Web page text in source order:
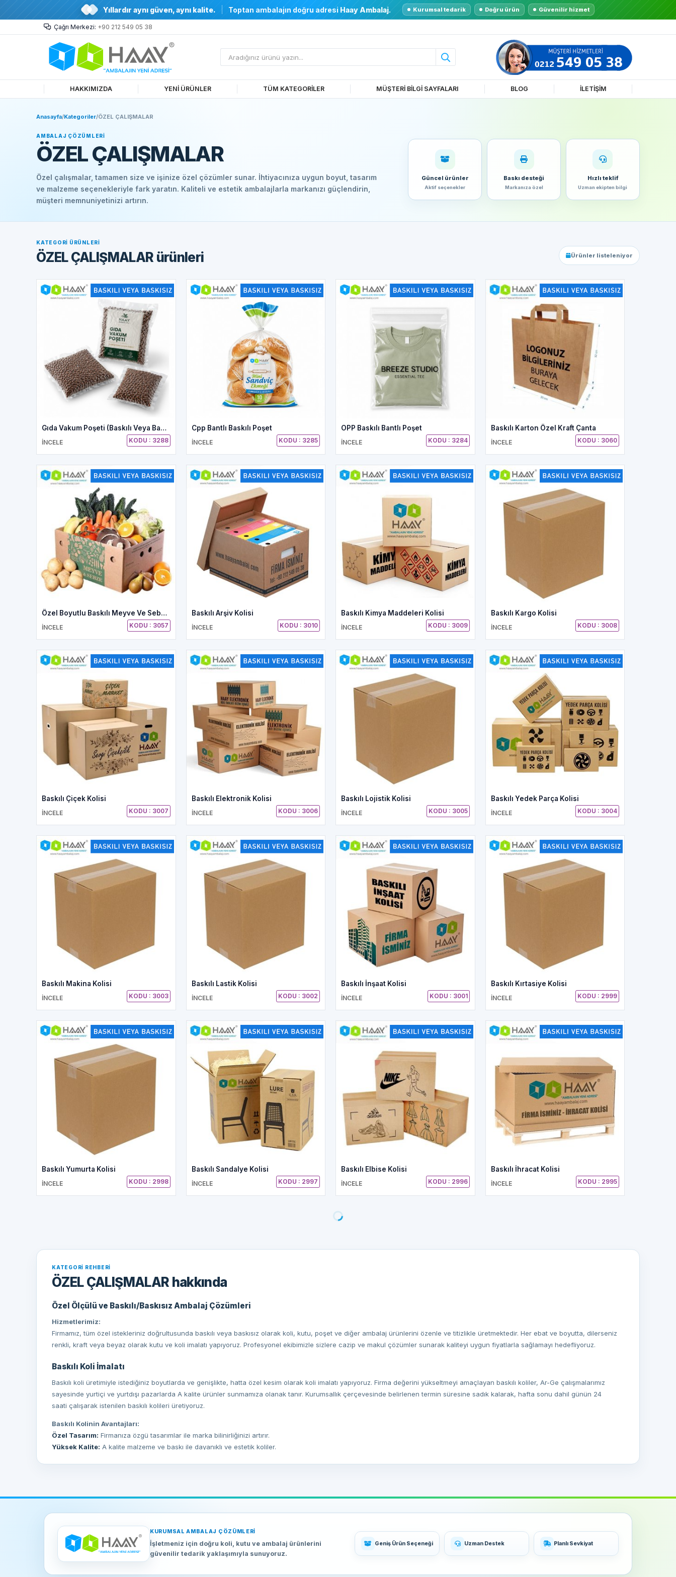
Yıllardır aynı güven, aynı kalite. Toptan ambalajın doğru adresi Haay Ambalaj. Kurumsal tedarik Doğru ürün Güvenilir hizmet
Çağrı Merkezi: +90 212 549 05 38
HAKKIMIZDA YENİ ÜRÜNLER TÜM KATEGORİLER MÜŞTERİ BİLGİ SAYFALARI BLOG İLETİŞİM
Anasayfa/Kategoriler/ÖZEL ÇALIŞMALAR
AMBALAJ ÇÖZÜMLERI
ÖZEL ÇALIŞMALAR
Özel çalışmalar, tamamen size ve işinize özel çözümler sunar. İhtiyacınıza uygun boyut, tasarım
ve malzeme seçenekleriyle fark yaratın. Kaliteli ve estetik ambalajlarla markanızı güçlendirin,
müşteri memnuniyetinizi artırın.
Güncel ürünler
Aktif seçenekler
Baskı desteği
Markanıza özel
Hızlı teklif
Uzman ekipten bilgi
KATEGORI ÜRÜNLERI
ÖZEL ÇALIŞMALAR ürünleri Ürünler listeleniyor
Gıda Vakum Poşeti (Baskılı Veya Baskısız)
İNCELE KODU : 3288
Cpp Bantlı Baskılı Poşet
İNCELE KODU : 3285
OPP Baskılı Bantlı Poşet
İNCELE KODU : 3284
Baskılı Karton Özel Kraft Çanta
İNCELE KODU : 3060
Özel Boyutlu Baskılı Meyve Ve Sebze Kolisi
İNCELE KODU : 3057
Baskılı Arşiv Kolisi
İNCELE KODU : 3010
Baskılı Kimya Maddeleri Kolisi
İNCELE KODU : 3009
Baskılı Kargo Kolisi
İNCELE KODU : 3008
Baskılı Çiçek Kolisi
İNCELE KODU : 3007
Baskılı Elektronik Kolisi
İNCELE KODU : 3006
Baskılı Lojistik Kolisi
İNCELE KODU : 3005
Baskılı Yedek Parça Kolisi
İNCELE KODU : 3004
Baskılı Makina Kolisi
İNCELE KODU : 3003
Baskılı Lastik Kolisi
İNCELE KODU : 3002
Baskılı İnşaat Kolisi
İNCELE KODU : 3001
Baskılı Kırtasiye Kolisi
İNCELE KODU : 2999
Baskılı Yumurta Kolisi
İNCELE KODU : 2998
Baskılı Sandalye Kolisi
İNCELE KODU : 2997
Baskılı Elbise Kolisi
İNCELE KODU : 2996
Baskılı İhracat Kolisi
İNCELE KODU : 2995
KATEGORI REHBERI
ÖZEL ÇALIŞMALAR hakkında
Özel Ölçülü ve Baskılı/Baskısız Ambalaj Çözümleri
Hizmetlerimiz:
Firmamız, tüm özel istekleriniz doğrultusunda baskılı veya baskısız olarak koli, kutu, poşet ve diğer ambalaj ürünlerini özenle ve titizlikle üretmektedir. Her ebat ve boyutta, dilerseniz
renkli, kraft veya beyaz olarak kutu ve koli imalatı yapıyoruz. Profesyonel ekibimizle sizlere cazip ve makul çözümler sunarak kaliteyi uygun fiyatlarla sağlamayı hedefliyoruz.
Baskılı Koli İmalatı
Baskılı koli üretimiyle istediğiniz boyutlarda ve genişlikte, hatta özel kesim olarak koli imalatı yapıyoruz. Firma değerini yükseltmeyi amaçlayan baskılı koliler, Ar-Ge çalışmalarımız
sayesinde yurtiçi ve yurtdışı pazarlarda A kalite ürünler sunmamıza olanak tanır. Kurumsallık çerçevesinde belirlenen termin süresine sadık kalarak, hafta sonu dahil günün 24
saati çalışarak istenilen baskılı kolileri üretiyoruz.
Baskılı Kolinin Avantajları:
Özel Tasarım: Firmanıza özgü tasarımlar ile marka bilinirliğinizi artırır.
Yüksek Kalite: A kalite malzeme ve baskı ile dayanıklı ve estetik koliler.
Özel ölçülü veya standart ebatlarda, çerçeveli veya çerçevesiz olarak her şekil ve boyutta baskılı kutu imalatımız mevcuttur. Sunduğumuz alternatifli çalışmalar ile memnuniyetinizi
Baskılı Kutunun Avantajları:
Kişiselleştirme:Ürünlerinizi ve markanızı öne çıkaran özel baskılar.
Çeşitli Ebat ve Şekiller:Her ihtiyaca uygun geniş ürün yelpazesi.
Kaliteli Materyal:Dayanıklı ve uzun ömürlü malzemeler.
KURUMSAL AMBALAJ ÇÖZÜMLERI
İşletmeniz için doğru koli, kutu ve ambalaj ürünlerini
güvenilir tedarik yaklaşımıyla sunuyoruz.
Geniş Ürün Seçeneği Uzman Destek Planlı Sevkiyat